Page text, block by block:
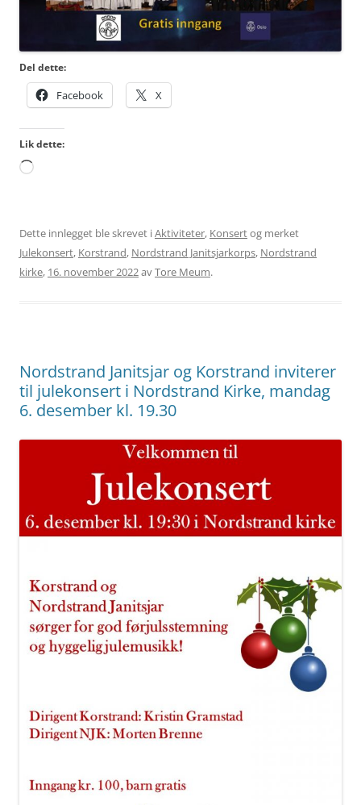
Del dette:
Facebook X
Lik dette:
Laster
Dette innlegget ble skrevet iAktiviteter, Konsertog merket
Julekonsert, Korstrand, Nordstrand Janitsjarkorps, Nordstrand
kirke, 16. november 2022avTore Meum.
Nordstrand Janitsjar og Korstrand inviterer
til julekonsert i Nordstrand Kirke, mandag
6. desember kl. 19.30